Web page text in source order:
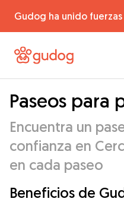
Gudog ha unido fuerzas
Paseos para
Encuentra un
confianza en
en cada paseo
Beneficios de